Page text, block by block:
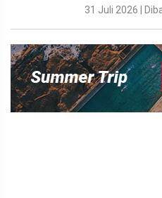
31 Juli 2026 |